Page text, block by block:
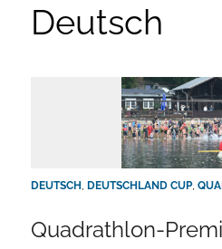
Deutsch
DEUTSCH , DEUTSCHLAND CUP,
Quadrathlon-